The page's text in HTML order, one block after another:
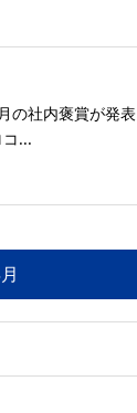
の社内褒賞が発
コ...